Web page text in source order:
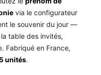
via le configurateur
le souvenir du jour —
table des invités,
Fabriqué en France,
unités.